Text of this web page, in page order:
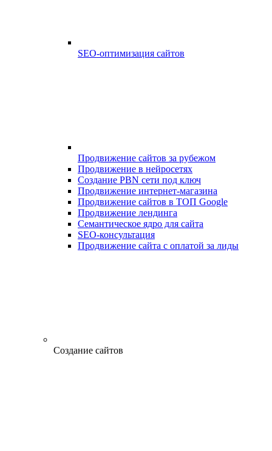
SEO-оптимизация сайтов
Продвижение сайтов за рубежом
Продвижение в нейросетях
Создание PBN сети под ключ
Продвижение интернет-магазина
Продвижение сайтов в ТОП Google
Продвижение лендинга
Семантическое ядро для сайта
SEO-консультация
Продвижение сайта с оплатой за лиды
Создание сайтов